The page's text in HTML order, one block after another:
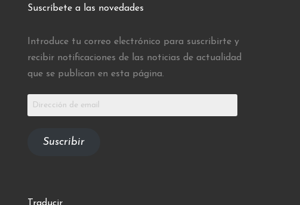
Suscríbete a las novedades
Introduce tu correo electrónico para suscribirte y
recibir notificaciones de las noticias de actualidad
que se publican en esta página.
Dirección
Suscribir